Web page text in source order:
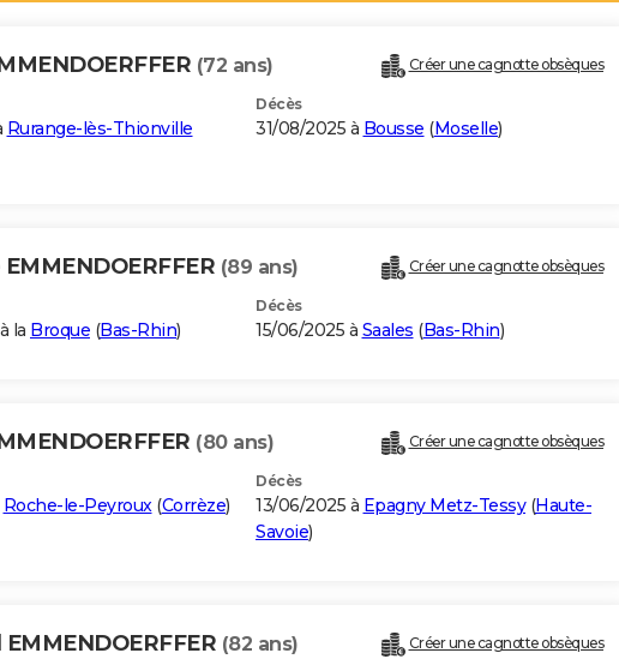
(72 ans) Créer une cagnotte obsèques
Rurange-lès-Thionville
Décès
31/08/2025 à Bousse (Moselle)
(89 ans) Créer une cagnotte obsèques
la Broque (Bas-Rhin)
Décès
15/06/2025 à Saales (Bas-Rhin)
(80 ans) Créer une cagnotte obsèques
Roche-le-Peyroux(Corrèze)
Décès
13/06/2025 à Epagny Metz-Tessy(Haute-
Savoie)
(82 ans) Créer une cagnotte obsèques